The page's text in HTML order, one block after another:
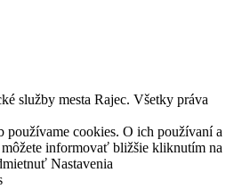
služby mesta Rajec. Všetky práva
používame cookies. O ich používaní a
môžete informovať bližšie kliknutím na
Nastavenia